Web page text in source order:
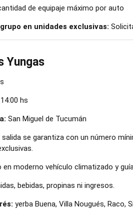
de equipaje máximo por auto
en unidades exclusivas:
Yungas
hs
San Miguel de Tucumán
salida se garantiza con un número
en moderno vehículo climatizado y
bebidas, propinas ni ingresos.
yerba Buena, Villa Nougués, Raco,